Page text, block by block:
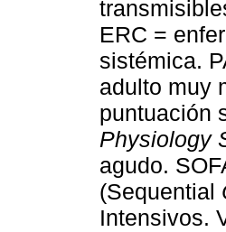
ERC =
sistémica.
adulto muy
puntuación
Physiology
agudo.
(Sequential
Intensivos.